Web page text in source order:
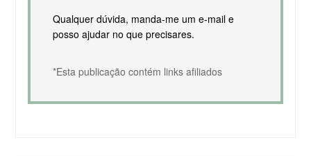
Qualquer dúvida, manda-me um e-mail e
posso ajudar no que precisares.
*Esta publicação contém links afiliados